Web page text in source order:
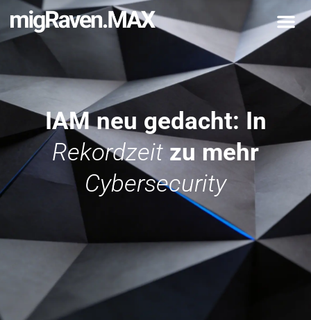
IAM neu gedacht: In
Rekordzeitzu mehr
Cybersecurity